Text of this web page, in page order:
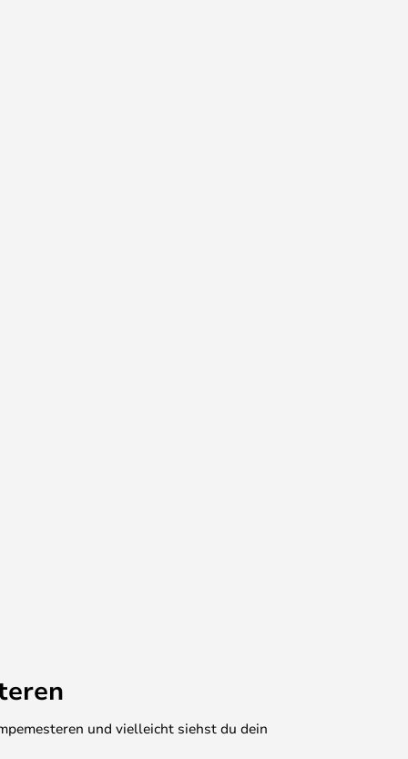
und vielleicht siehst du dein